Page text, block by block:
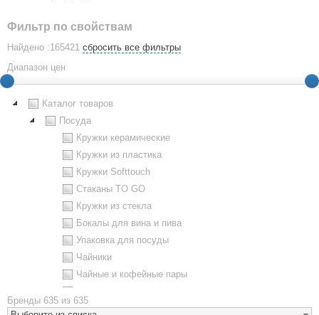
Фильтр по свойствам
Найдено :165421 сбросить все фильтры
Диапазон цен
Каталог товаров
Посуда
Кружки керамические
Кружки из пластика
Кружки Softtouch
Стаканы TO GO
Кружки из стекла
Бокалы для вина и пива
Упаковка для посуды
Чайники
Чайные и кофейные пары
Наборы посуды
Бренды 635 из 635